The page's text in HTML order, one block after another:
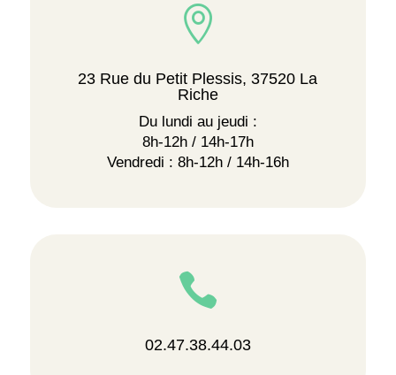

23 Rue du Petit Plessis, 37520 La
Riche
Du lundi au jeudi :
8h-12h / 14h-17h
Vendredi : 8h-12h / 14h-16h

02.47.38.44.03